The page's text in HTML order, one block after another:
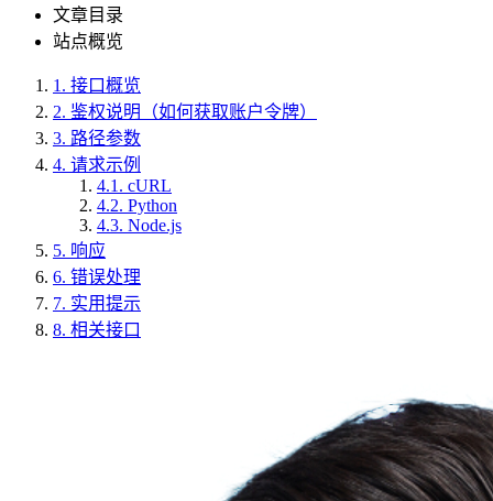
文章目录
站点概览
1. 接口概览
2. 鉴权说明（如何获取账户令牌）
3. 路径参数
4. 请求示例
4.1. cURL
4.2. Python
4.3. Node.js
5. 响应
6. 错误处理
7. 实用提示
8. 相关接口